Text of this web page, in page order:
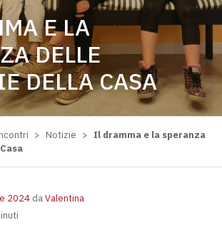
E LA
DELLE
DELLA CASA
> Notizie > Il dramma e la speranza
2024 daValentina